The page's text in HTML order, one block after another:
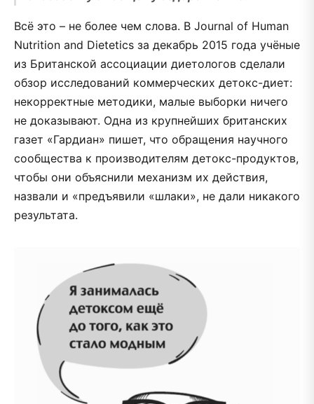
Всё это – не более чем слова. В Journal of Human
Nutrition and Dietetics за декабрь 2015 года учёные
из Британской ассоциации диетологов сделали
обзор исследований коммерческих детокс-диет:
некорректные методики, малые выборки ничего
не доказывают. Одна из крупнейших британских
газет «Гардиан» пишет, что обращения научного
сообщества к производителям детокс-продуктов,
чтобы они объяснили механизм их действия,
назвали и «предъявили «шлаки», не дали никакого
результата.